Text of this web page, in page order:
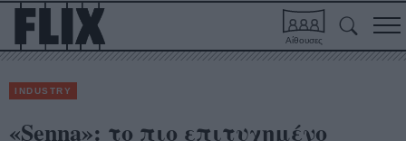
Αίθουσες
INDUSTRY
«Senna»: το πιο επιτυχημένο